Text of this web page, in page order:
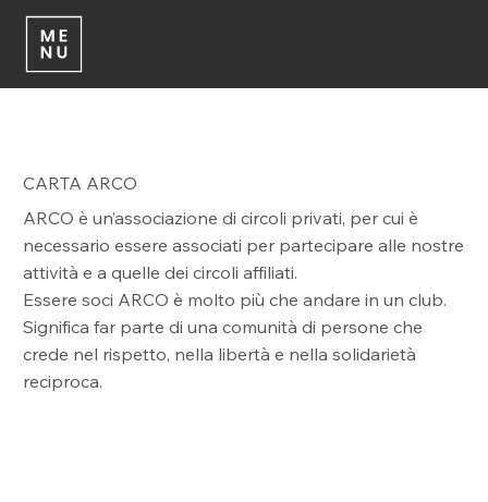
CARTA ARCO
ARCO è un’associazione di circoli privati, per cui è
necessario essere associati per partecipare alle nostre
attività e a quelle dei circoli affiliati.
Essere soci ARCO è molto più che andare in un club.
Significa far parte di una comunità di persone che
crede nel rispetto, nella libertà e nella solidarietà
reciproca.